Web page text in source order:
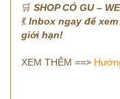
🛒 SHOP CÓ GU –
💃 Inbox ngay để
giới hạn!
XEM THÊM ==>